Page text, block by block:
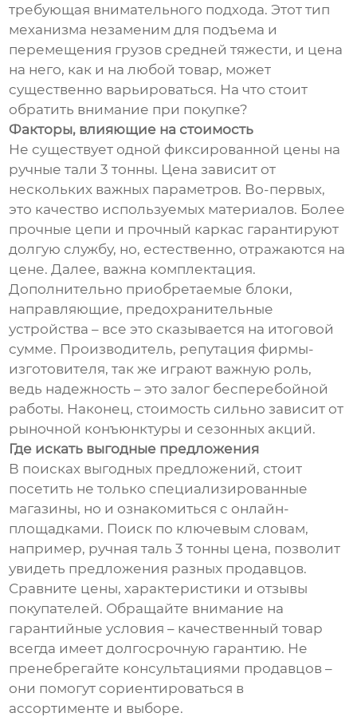
требующая внимательного подхода. Этот тип
механизма незаменим для подъема и
перемещения грузов средней тяжести, и цена
на него, как и на любой товар, может
существенно варьироваться. На что стоит
обратить внимание при покупке?
Факторы, влияющие на стоимость
Не существует одной фиксированной цены на
ручные тали 3 тонны. Цена зависит от
нескольких важных параметров. Во-первых,
это качество используемых материалов. Более
прочные цепи и прочный каркас гарантируют
долгую службу, но, естественно, отражаются на
цене. Далее, важна комплектация.
Дополнительно приобретаемые блоки,
направляющие, предохранительные
устройства – все это сказывается на итоговой
сумме. Производитель, репутация фирмы-
изготовителя, так же играют важную роль,
ведь надежность – это залог бесперебойной
работы. Наконец, стоимость сильно зависит от
рыночной конъюнктуры и сезонных акций.
Где искать выгодные предложения
В поисках выгодных предложений, стоит
посетить не только специализированные
магазины, но и ознакомиться с онлайн-
площадками. Поиск по ключевым словам,
например, ручная таль 3 тонны цена, позволит
увидеть предложения разных продавцов.
Сравните цены, характеристики и отзывы
покупателей. Обращайте внимание на
гарантийные условия – качественный товар
всегда имеет долгосрочную гарантию. Не
пренебрегайте консультациями продавцов –
они помогут сориентироваться в
ассортименте и выборе.